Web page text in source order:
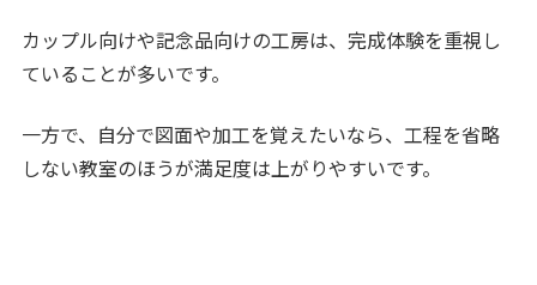
カップル向けや記念品向けの工房は、完成体験を重視し
ていることが多いです。
一方で、自分で図面や加工を覚えたいなら、工程を省略
しない教室のほうが満足度は上がりやすいです。